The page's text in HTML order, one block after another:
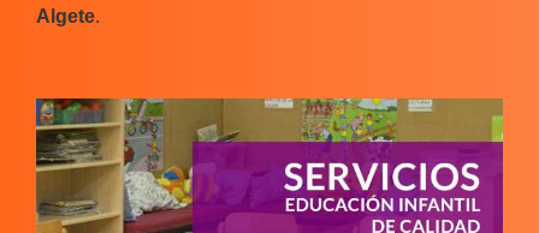
Algete.